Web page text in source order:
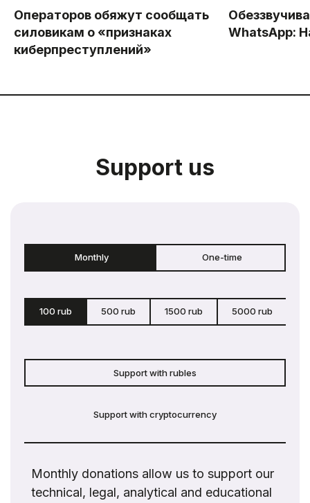
Операторов обяжут сообщать
силовикам о «признаках
киберпреступлений»
WhatsApp:
Support us
Monthly One-time
100 rub 500 rub 1500 rub 5000 rub
Support with rubles
Support with cryptocurrency
Monthly donations allow us to support our
technical, legal, analytical and educational